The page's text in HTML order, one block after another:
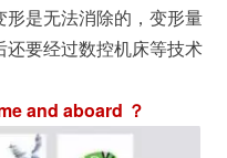
是无法消除的，变形量
要经过数控机床等技术
and aboard ？